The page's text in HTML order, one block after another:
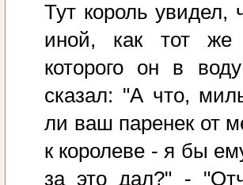
Тут король увидел,
иной, как тот же
которого он в
сказал: "А что,
ли ваш паренек от
к королеве - я бы
за это дал?" -